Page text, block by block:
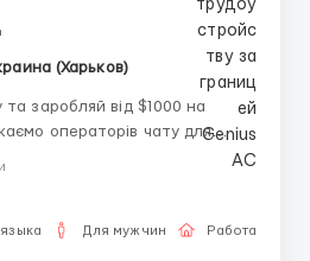
(Харьков)
та заробляй від $1000 на
з іноземцями.
та хоче конвертувати свої
без
Для мужчин Работа